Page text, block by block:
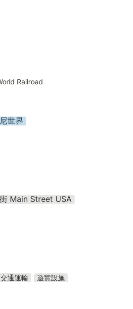
Railroad
世界
Main Street USA
交通運輸 遊覽設施